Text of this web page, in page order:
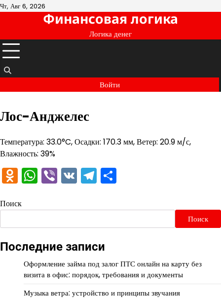
Перейти
Чт, Авг 6, 2026
Финансовая логика
Логика денег
Войти
Лос-Анджелес
Температура: 33.0°C, Осадки: 170.3 мм, Ветер: 20.9 м/с,
Влажность: 39%
Odnoklassniki
WhatsApp
Viber
VKTelegram
Поиск
Поиск
Последние записи
Оформление займа под залог ПТС онлайн на карту без
визита в офис: порядок, требования и документы
Музыка ветра: устройство и принципы звучания